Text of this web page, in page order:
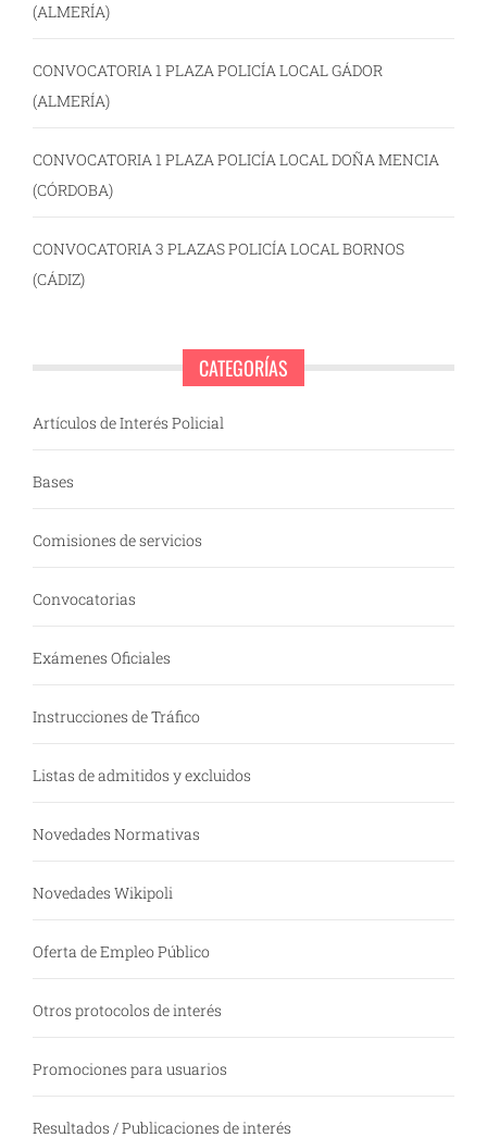
(ALMERÍA)
CONVOCATORIA 1 PLAZA POLICÍA LOCAL GÁDOR
(ALMERÍA)
CONVOCATORIA 1 PLAZA POLICÍA LOCAL DOÑA MENCIA
(CÓRDOBA)
CONVOCATORIA 3 PLAZAS POLICÍA LOCAL BORNOS
(CÁDIZ)
CATEGORÍAS
Artículos de Interés Policial
Bases
Comisiones de servicios
Convocatorias
Exámenes Oficiales
Instrucciones de Tráfico
Listas de admitidos y excluidos
Novedades Normativas
Novedades Wikipoli
Oferta de Empleo Público
Otros protocolos de interés
Promociones para usuarios
Resultados / Publicaciones de interés